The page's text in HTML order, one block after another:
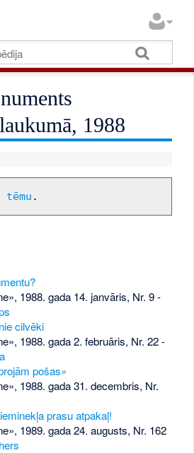
1988
tēmu
1988. gada 14. janvāris, Nr. 9-
cilvēki
1988. gada 2. februāris, Nr. 22-
pošas»
1988. gada 31. decembris, Nr.
prasu atpakaļ!
1989. gada 24. augusts, Nr. 162